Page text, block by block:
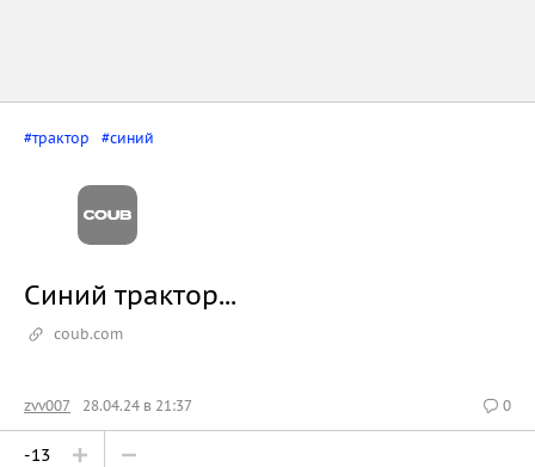
#трактор #синий
Синий трактор...
coub.com
zvv007 28.04.24 в 21:37 0
-13